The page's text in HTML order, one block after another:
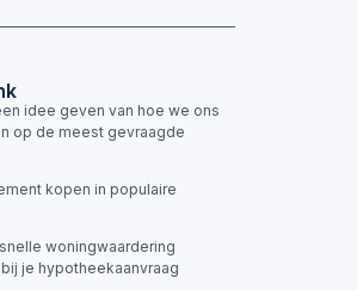
idee geven van hoe we ons
op de meest gevraagde
kopen in populaire
woningwaardering
je hypotheekaanvraag